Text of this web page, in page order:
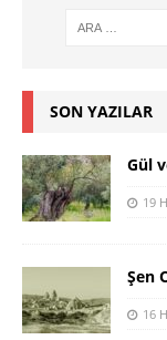
SON YAZILAR
Gül
19
Şen
16